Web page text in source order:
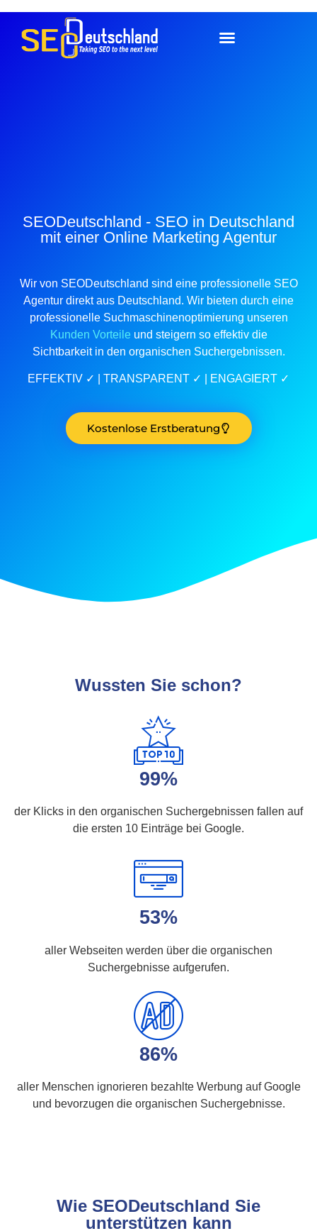
SEODeutschland - SEO in Deutschland
mit einer Online Marketing Agentur
Wir von SEODeutschland sind eine professionelle SEO
Agentur direkt aus Deutschland. Wir bieten durch eine
professionelle Suchmaschinenoptimierung unseren
Kunden Vorteile und steigern so effektiv die
Sichtbarkeit in den organischen Suchergebnissen.
EFFEKTIV ✓ | TRANSPARENT ✓ | ENGAGIERT ✓
Kostenlose Erstberatung
Wussten Sie schon?
99%
der Klicks in den organischen Suchergebnissen fallen auf
die ersten 10 Einträge bei Google.
53%
aller Webseiten werden über die organischen
Suchergebnisse aufgerufen.
86%
aller Menschen ignorieren bezahlte Werbung auf Google
und bevorzugen die organischen Suchergebnisse.
Wie SEODeutschland Sie
unterstützen kann